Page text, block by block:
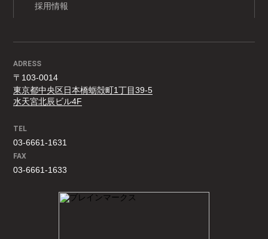
採用情報
ADRESS
〒103-0014
東京都中央区日本橋蛎殻町1丁目39-5
水天宮北辰ビル4F
TEL
03-6661-1631
FAX
03-6661-1633